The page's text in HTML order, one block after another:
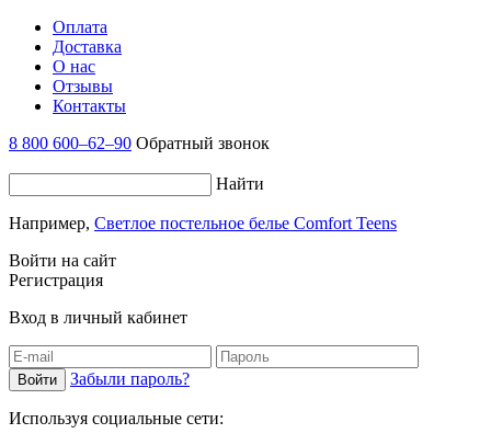
Оплата
Доставка
О нас
Отзывы
Контакты
8 800 600–62–90 Обратный звонок
Найти
Например, Светлое постельное белье Comfort Teens
Войти на сайт
Регистрация
Вход в личный кабинет
Забыли пароль?
Используя социальные сети: